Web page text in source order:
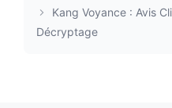
Kang Voyance : Avis
Décryptage